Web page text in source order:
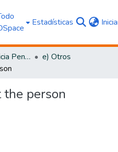
Estadísticas
1. Reforma a la Justicia Penal
e) Otros
person